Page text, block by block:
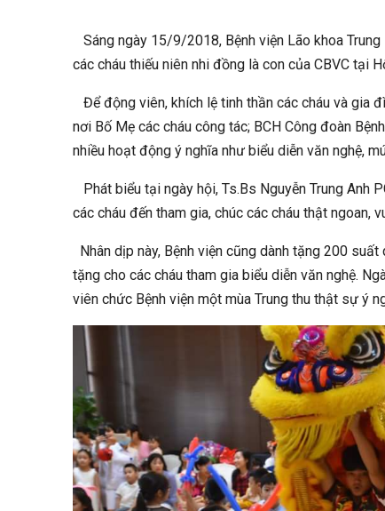
Sáng ngày 15/9/2018, Bệnh viện Lão khoa
các cháu thiếu niên nhi đồng là con của CBVC tại
Để động viên, khích lệ tinh thần các cháu và gia
nơi Bố Mẹ các cháu công tác; BCH Công đoàn
nhiều hoạt động ý nghĩa như biểu diễn văn nghệ,
Phát biểu tại ngày hội, Ts.Bs Nguyễn Trung Anh
các cháu đến tham gia, chúc các cháu thật ngoan,
Nhân dịp này, Bệnh viện cũng dành tặng 200
tặng cho các cháu tham gia biểu diễn văn nghệ.
viên chức Bệnh viện một mùa Trung thu thật sự ý